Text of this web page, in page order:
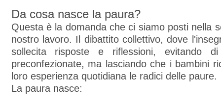
Da cosa nasce la paura?
Questa è la domanda che ci siamo posti nella
nostro lavoro. Il dibattito collettivo, dove
sollecita risposte e riflessioni, evitando
preconfezionate, ma lasciando che i bambini
loro esperienza quotidiana le radici delle paure.
La paura nasce: